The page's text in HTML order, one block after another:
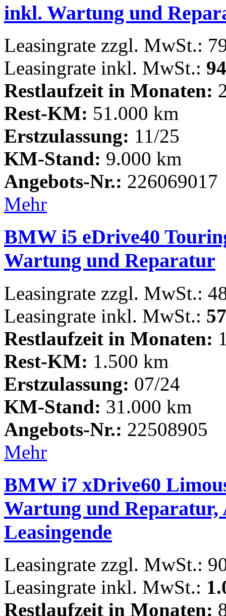
inkl. Wartung und
Leasingrate zzgl. MwSt.:
Leasingrate inkl. MwSt.:
Restlaufzeit in Monaten:
Rest-KM: 51.000 km
Erstzulassung: 11/25
KM-Stand: 9.000 km
Angebots-Nr.: 226069017
Mehr
BMW i5 eDrive40
Wartung und Reparatur
Leasingrate zzgl. MwSt.:
Leasingrate inkl. MwSt.:
Restlaufzeit in Monaten:
Rest-KM: 1.500 km
Erstzulassung: 07/24
KM-Stand: 31.000 km
Angebots-Nr.: 22508905
Mehr
BMW i7 xDrive60
Wartung und Reparatur,
Leasingende
Leasingrate zzgl. MwSt.:
Leasingrate inkl. MwSt.:
Restlaufzeit in Monaten: